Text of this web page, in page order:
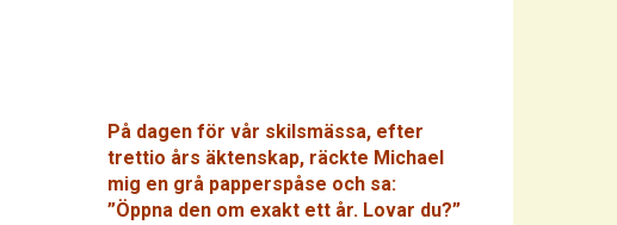
På dagen för vår skilsmässa, efter
trettio års äktenskap, räckte Michael
mig en grå papperspåse och sa:
”Öppna den om exakt ett år. Lovar du?”